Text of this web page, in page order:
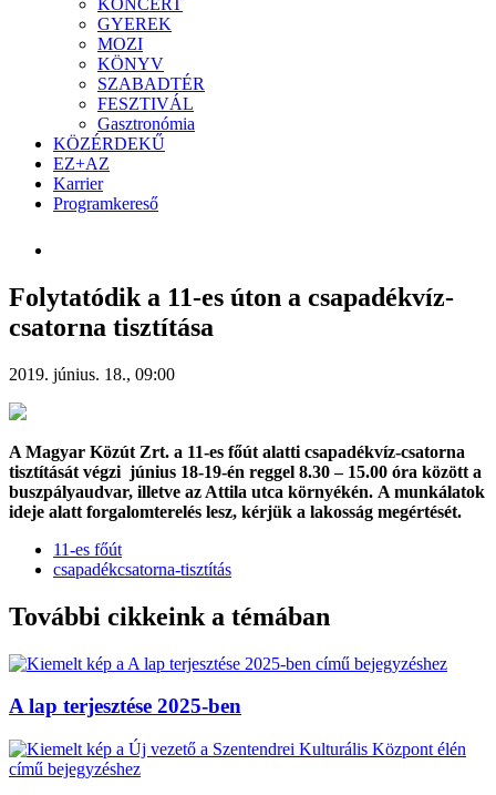
KONCERT
GYEREK
MOZI
KÖNYV
SZABADTÉR
FESZTIVÁL
Gasztronómia
KÖZÉRDEKŰ
EZ+AZ
Karrier
Programkereső
Folytatódik a 11-es úton a csapadékvíz-
csatorna tisztítása
2019. június. 18., 09:00
A Magyar Közút Zrt. a 11-es főút alatti csapadékvíz-csatorna
tisztítását végzi június 18-19-én reggel 8.30 – 15.00 óra között a
buszpályaudvar, illetve az Attila utca környékén. A munkálatok
ideje alatt forgalomterelés lesz, kérjük a lakosság megértését.
11-es főút
csapadékcsatorna-tisztítás
További cikkeink a témában
A lap terjesztése 2025-ben